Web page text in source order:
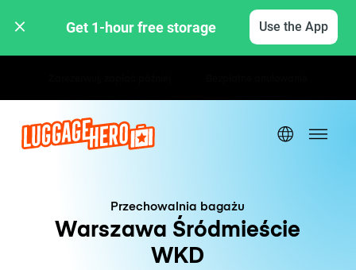
Get 1-hour free storage Use the App
Przechowalnia bagażu
Warszawa Śródmieście
WKD